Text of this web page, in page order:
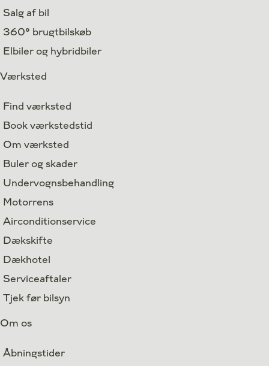
Salg af bil
360° brugtbilskøb
Elbiler og hybridbiler
Værksted
Find værksted
Book værkstedstid
Om værksted
Buler og skader
Undervognsbehandling
Motorrens
Airconditionservice
Dækskifte
Dækhotel
Serviceaftaler
Tjek før bilsyn
Om os
Åbningstider